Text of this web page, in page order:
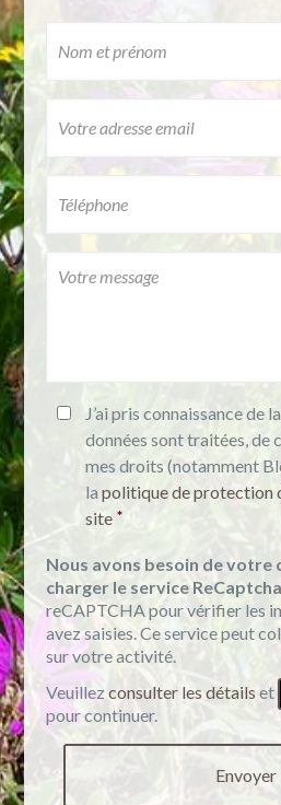
J’ai pris connaissance de
données sont traitées, de
mes droits (notamment
lapolitique de protection
site *
Nous avons besoin de
charger le service
reCAPTCHA pour vérifier les
avez saisies. Ce service peut
sur votre activité.
Veuillezconsulter les détails et
pour continuer.